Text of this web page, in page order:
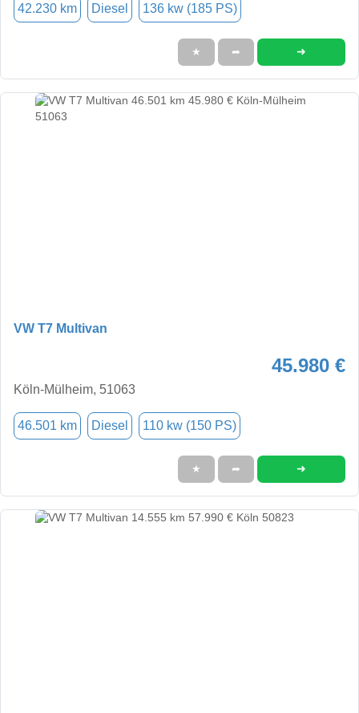
42.230 km Diesel 136 kw (185 PS)
★ ➦ ➜
VW T7 Multivan
45.980 €
Köln-Mülheim, 51063
46.501 km Diesel 110 kw (150 PS)
★ ➦ ➜